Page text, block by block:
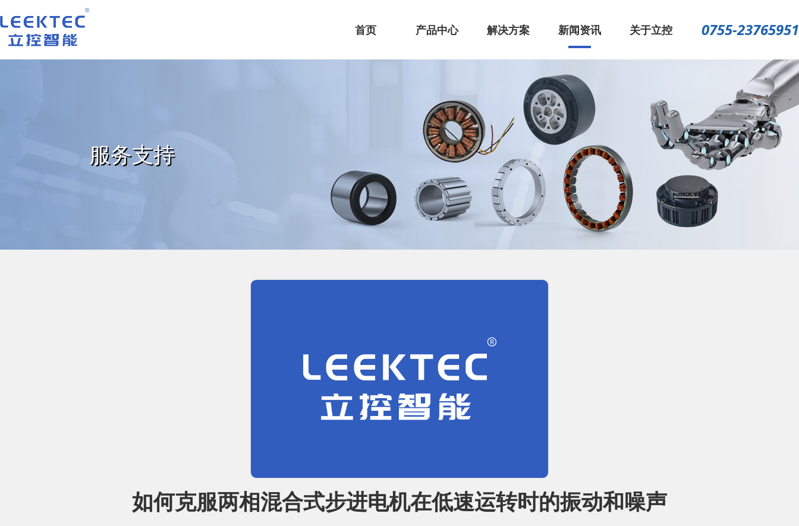
深圳市立控智能科技有限公司
首页
产品中心 解决方案 新闻资讯 关于立控 0755-23765951
服务支持
如何克服两相混合式步进电机在低速运转时的振动和噪声